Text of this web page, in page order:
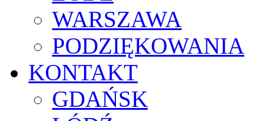
WARSZAWA
PODZIĘKOWANIA
KONTAKT
GDAŃSK